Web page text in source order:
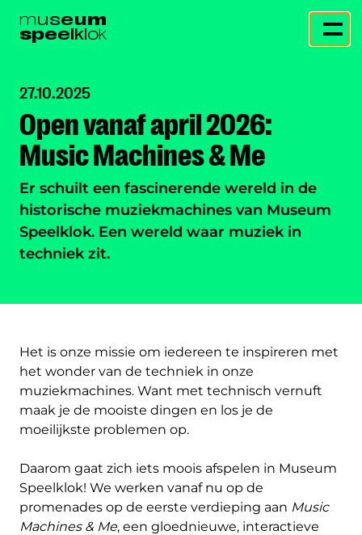
museum
speelklok
27.10.2025
Open vanaf april 2026:
Music Machines & Me
Er schuilt een fascinerende wereld in de
historische muziekmachines van Museum
Speelklok. Een wereld waar muziek in
techniek zit.
Het is onze missie om iedereen te inspireren met
het wonder van de techniek in onze
muziekmachines. Want met technisch vernuft
maak je de mooiste dingen en los je de
moeilijkste problemen op.
Daarom gaat zich iets moois afspelen in Museum
Speelklok! We werken vanaf nu op de
promenades op de eerste verdieping aan Music
Machines & Me, een gloednieuwe, interactieve